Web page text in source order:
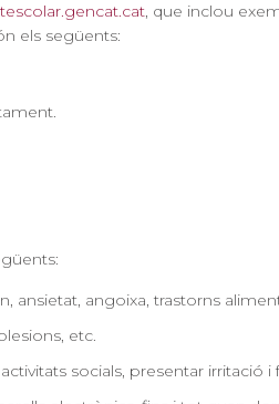
, que inclou
els següents:
angoixa, trastorns
etc.
socials, presentar irritació